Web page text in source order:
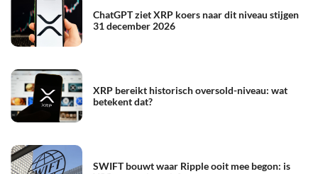
ChatGPT ziet XRP koers naar dit niveau stijgen
31 december 2026
XRP bereikt historisch oversold-niveau: wat
betekent dat?
SWIFT bouwt waar Ripple ooit mee begon: is